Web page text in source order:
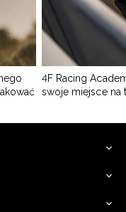
4F Racing
swoje miejsce na